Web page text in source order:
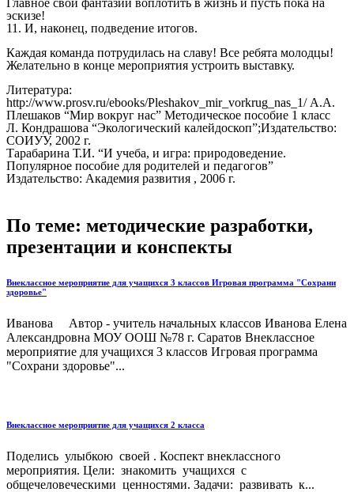
Главное свои фантазии воплотить в жизнь и пусть пока на
эскизе!
11. И, наконец, подведение итогов.
Каждая команда потрудилась на славу! Все ребята молодцы!
Желательно в конце мероприятия устроить выставку.
Литература:
http://www.prosv.ru/ebooks/Pleshakov_mir_vorkrug_nas_1/ А.А.
Плешаков “Мир вокруг нас” Методическое пособие 1 класс
Л. Кондрашова “Экологический калейдоскоп”;Издательство:
СОИУУ, 2002 г.
Тарабарина Т.И. “И учеба, и игра: природоведение.
Популярное пособие для родителей и педагогов”
Издательство: Академия развития , 2006 г.
По теме: методические разработки,
презентации и конспекты
Внеклассное мероприятие для учащихся 3 классов Игровая программа "Сохрани
здоровье"
Иванова Автор - учитель начальных классов Иванова Елена
Александровна МОУ ООШ №78 г. Саратов Внеклассное
мероприятие для учащихся 3 классов Игровая программа
"Сохрани здоровье"...
Внеклассное мероприятие для учащихся 2 класса
Поделись улыбкою своей . Коспект внеклассного
мероприятия. Цели: знакомить учащихся с
общечеловеческими ценностями. Задачи: развивать к...